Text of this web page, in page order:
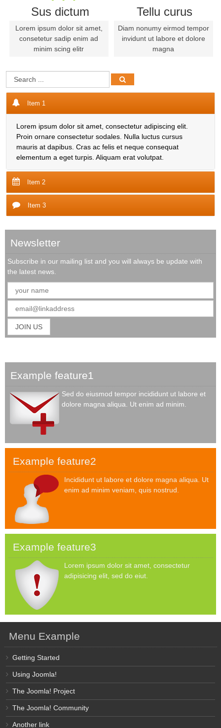
Sus dictum
Lorem ipsum dolor sit amet,
consetetur sadip enim ad
minim scing elitr
Tellu curus
Diam nonumy eirmod tempor
invidunt ut labore et dolore
magna
Item 1
Lorem ipsum dolor sit amet, consectetur adipiscing elit.
Proin ornare consectetur sodales. Nulla luctus cursus
mauris at dapibus. Cras ac felis et neque consequat
elementum a eget turpis. Aliquam erat volutpat.
Item 2
Item 3
Newsletter
Subscribe in our mailing list and you will always be update with
the latest news.
Example feature1
Sed do eiusmod tempor incididunt ut labore et
dolore magna aliqua. Ut enim ad minim.
Example feature2
Incididunt ut labore et dolore magna aliqua. Ut
enim ad minim veniam, quis nostrud.
Example feature3
Lorem ipsum dolor sit amet, consectetur
adipisicing elit, sed do eiut.
Menu Example
Getting Started
Using Joomla!
The Joomla! Project
The Joomla! Community
Another link